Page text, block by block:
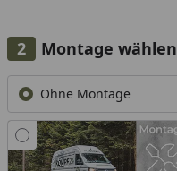
Montage wählen
Ohne Montage